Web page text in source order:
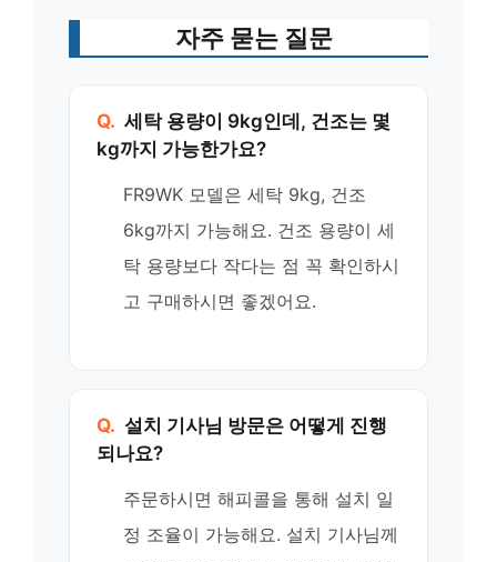
자주 묻는 질문
Q. 세탁 용량이 9kg인데, 건조는 몇
kg까지 가능한가요?
FR9WK 모델은 세탁 9kg, 건조
6kg까지 가능해요. 건조 용량이 세
탁 용량보다 작다는 점 꼭 확인하시
고 구매하시면 좋겠어요.
Q. 설치 기사님 방문은 어떻게 진행
되나요?
주문하시면 해피콜을 통해 설치 일
정 조율이 가능해요. 설치 기사님께